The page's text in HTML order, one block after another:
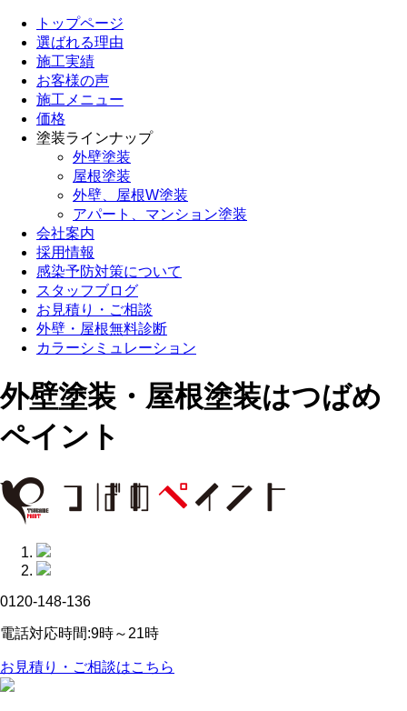
トップページ
選ばれる理由
施工実績
お客様の声
施工メニュー
価格
塗装ラインナップ
外壁塗装
屋根塗装
外壁、屋根W塗装
アパート、マンション塗装
会社案内
採用情報
感染予防対策について
スタッフブログ
お見積り・ご相談
外壁・屋根無料診断
カラーシミュレーション
外壁塗装・屋根塗装はつばめ
ペイント
0120-148-136
電話対応時間:9時～21時
お見積り・ご相談はこちら